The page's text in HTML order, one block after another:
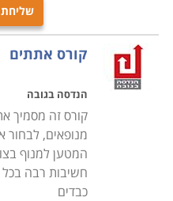
לרבות עלייה לתא הפיקוד
הפיקוד, הפעלת הידיות
לבסוף, במסגרת הקורס
הנשיאה והניוד עצמה. כיצד
כיצד מתחברים למטען,
ובהורדתו, מהם כללי
והמפקחים הנמצאים על
מרכזיות הקשורות בהפעלת
שליחת
קורס אתתים
הנדסה בגובה
קורס זה מסמיך
מנופאים, לבחור
המטען למנוף
חשיבות רבה
כבדים